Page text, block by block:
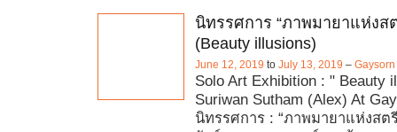
นิทรรศการ “ภาพมายาแห่งส
(Beauty illusions)
June 12, 2019 to July 13, 2019 –
Solo Art Exhibition : " Beauty
Suriwan Sutham (Alex) At
นิทรรศการ : “ภาพมายาแห่งสต